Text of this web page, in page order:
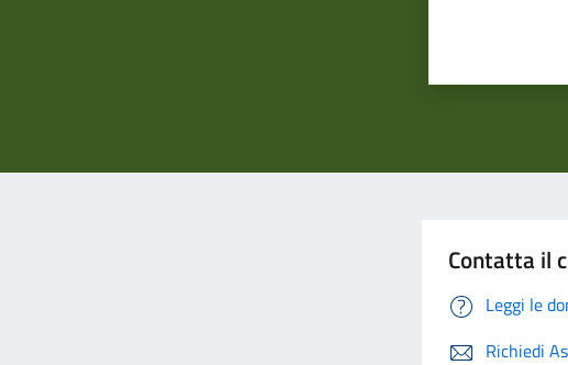
Contatta il
Leggi le
Richiedi